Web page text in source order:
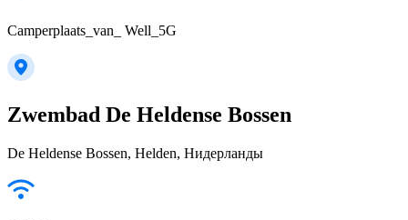
Camperplaats_van_ Well_5G
Zwembad De Heldense Bossen
De Heldense Bossen, Helden, Нидерланды